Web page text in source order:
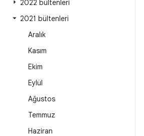
2022 bültenleri
2021 bültenleri
Aralık
Kasım
Ekim
Eylül
Ağustos
Temmuz
Haziran